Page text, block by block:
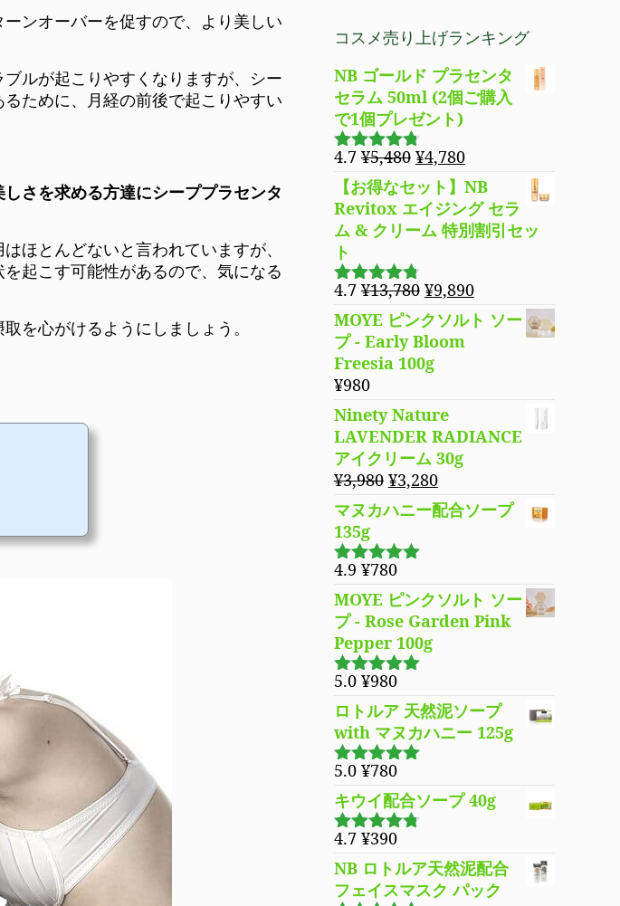
ンオーバーを促すので、より美しい
ルが起こりやすくなりますが、シー
ために、月経の前後で起こりやすい
しさを求める方達にシーププラセンタ
ほとんどないと言われていますが、
起こす可能性があるので、気になる
を心がけるようにしましょう。
た。
す。
価
格
は
¥5,480
で
し
た。
の
価
格
は
す。
コスメ売り上げランキング
NB ゴールド プラセンタ
セラム 50ml (2個ご購入
で1個プレゼント)
5段階で
4.69の評
価
4.7 ¥5,480 元
価
格
は
¥5,480
で
し
た。
¥4,780現
在
の
価
格
¥4,780
で
す。
【お得なセット】NB
Revitox エイジング セラ
ム & クリーム 特別割引セッ
ト
5段階で
4.70の評
価
4.7 ¥13,780 元
の
価
格
は
で
し
た。
¥9,890現
在
の
で
MOYE ピンクソルト ソー
プ - Early Bloom
Freesia 100g
¥980
Ninety Nature
LAVENDER RADIANCE
アイクリーム 30g
¥3,980 元
の
価
格
は
¥3,980
で
し
た。
¥3,280現
在
の
¥3,280
で
マヌカハニー配合ソープ
135g
5段階で
4.94の評価
4.9 ¥780
MOYE ピンクソルト ソー
プ - Rose Garden Pink
Pepper 100g
5段階で
5.00
の評価
5.0 ¥980
ロトルア 天然泥ソープ
with マヌカハニー 125g
5段階で
5.00の評価
5.0 ¥780
キウイ配合ソープ 40g
5段階で
4.70 の評
価
4.7 ¥390
NB ロトルア天然泥配合
フェイスマスク パック